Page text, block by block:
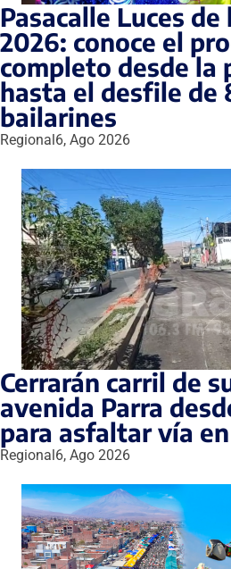
Pasacalle Luces
2026: conoce el
completo desde la
hasta el desfile de
bailarines
Regional6, Ago 2026
Cerrarán carril de
avenida Parra
para asfaltar vía
Regional6, Ago 2026